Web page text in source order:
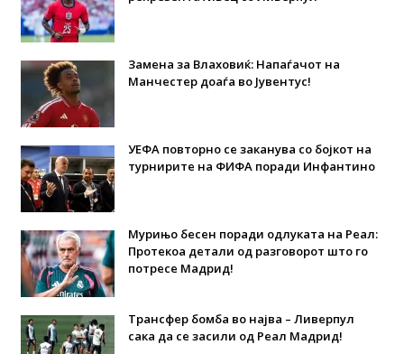
Замена за Влаховиќ: Напаѓачот на
Манчестер доаѓа во Јувентус!
УЕФА повторно се заканува со бојкот на
турнирите на ФИФА поради Инфантино
Мурињо бесен поради одлуката на Реал:
Протекоа детали од разговорот што го
потресе Мадрид!
Трансфер бомба во најва – Ливерпул
сака да се засили од Реал Мадрид!